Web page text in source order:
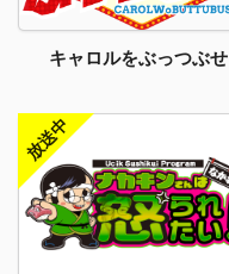
キャロルをぶっつぶせ